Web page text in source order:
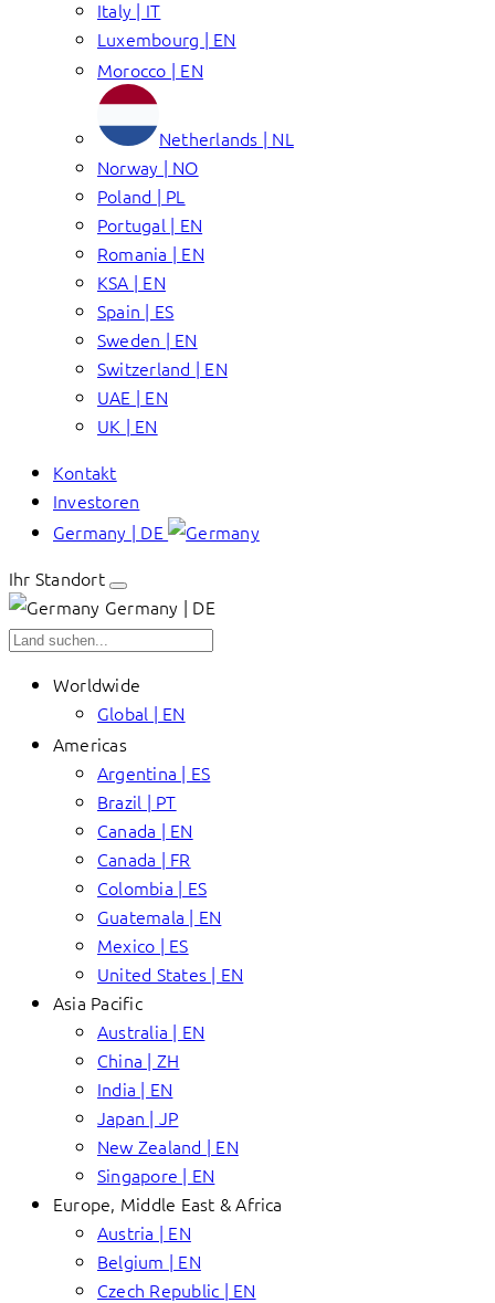
Italy | IT
Luxembourg | EN
Morocco | EN
Netherlands | NL
Norway | NO
Poland | PL
Portugal | EN
Romania | EN
KSA | EN
Spain | ES
Sweden | EN
Switzerland | EN
UAE | EN
UK | EN
Kontakt
Investoren
Germany | DE
Ihr Standort
Germany | DE
Worldwide
Global | EN
Americas
Argentina | ES
Brazil | PT
Canada | EN
Canada | FR
Colombia | ES
Guatemala | EN
Mexico | ES
United States | EN
Asia Pacific
Australia | EN
China | ZH
India | EN
Japan | JP
New Zealand | EN
Singapore | EN
Europe, Middle East & Africa
Austria | EN
Belgium | EN
Czech Republic | EN